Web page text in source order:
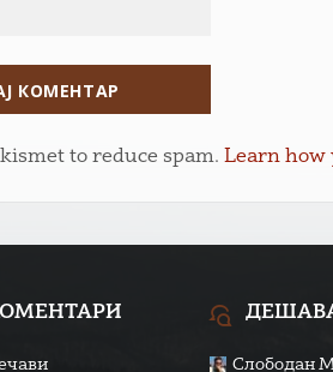
to reduce spam.Learn how
Слободан